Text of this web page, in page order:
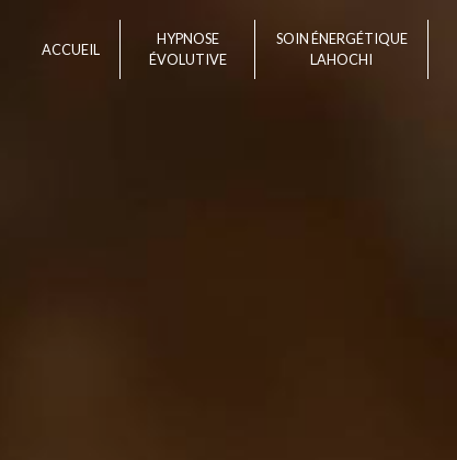
ACCUEIL
HYPNOSE
ÉVOLUTIVE
SOIN ÉNERGÉTIQUE
LAHOCHI